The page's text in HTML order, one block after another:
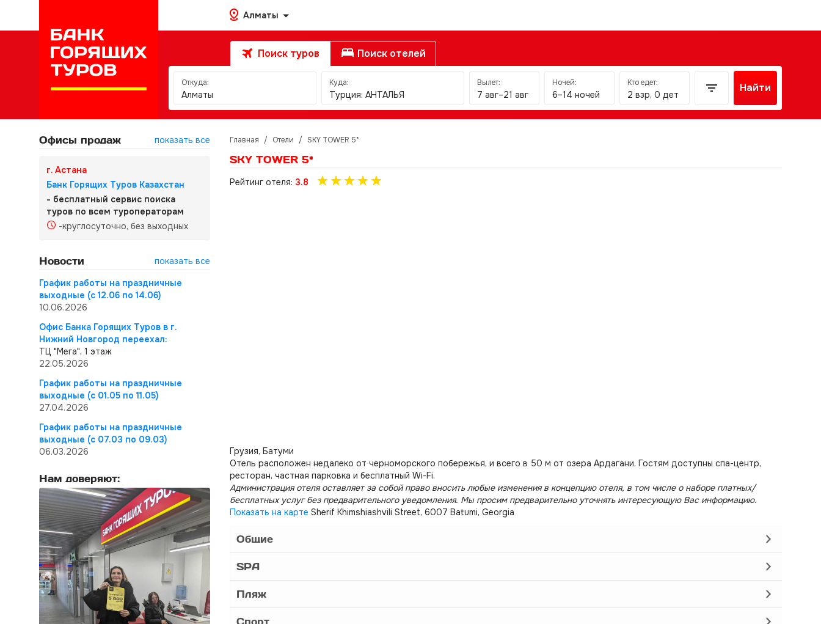
Алматы
Поиск туров Поиск отелей
Откуда:
Алматы
Куда:
Турция: АНТАЛЬЯ
Вылет:
7 авг–21 авг
Ночей:
6–14 ночей
Кто едет:
2 взр, 0 дет
Найти
Офисы продаж показать все
г. Астана
Банк Горящих Туров Казахстан
- бесплатный сервис поиска
туров по всем туроператорам
-круглосуточно, без выходных
Новости
показать все
График работы на праздничные
выходные (с 12.06 по 14.06)
10.06.2026
Офис Банка Горящих Туров в г.
Нижний Новгород переехал:
ТЦ "Мега", 1 этаж
22.05.2026
График работы на праздничные
выходные (с 01.05 по 11.05)
27.04.2026
График работы на праздничные
выходные (с 07.03 по 09.03)
06.03.2026
Нам доверяют:
Главная / Отели / SKY TOWER 5*
SKY TOWER 5*
Рейтинг отеля: 3.8
Грузия, Батуми
Отель расположен недалеко от черноморского побережья, и всего в 50 м от озера Ардагани. Гостям доступны спа-центр,
ресторан, частная парковка и бесплатный Wi-Fi.
Администрация отеля оставляет за собой право вносить любые изменения в концепцию отеля, в том числе о наборе платных/
бесплатных услуг без предварительного уведомления. Мы просим предварительно уточнять интересующую Вас информацию.
Показать на карте Sherif Khimshiashvili Street, 6007 Batumi, Georgia
Общие
SPA
Пляж
Спорт